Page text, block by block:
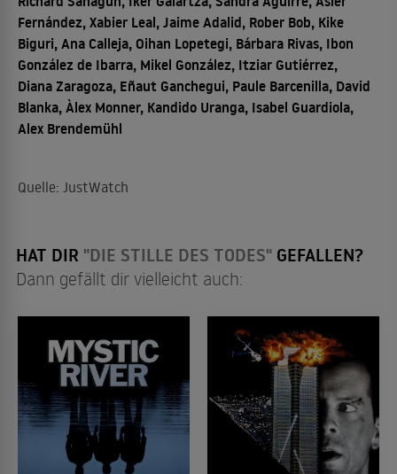
Fernández, Xabier Leal, Jaime Adalid, Rober Bob, Kike
Biguri, Ana Calleja, Oihan Lopetegi, Bárbara Rivas, Ibon
González de Ibarra, Mikel González, Itziar Gutiérrez,
Diana Zaragoza, Eñaut Ganchegui, Paule Barcenilla, David
Blanka, Àlex Monner, Kandido Uranga, Isabel Guardiola,
Alex Brendemühl
Quelle: JustWatch
HAT DIR "DIE STILLE DES TODES" GEFALLEN?
Dann gefällt dir vielleicht auch: